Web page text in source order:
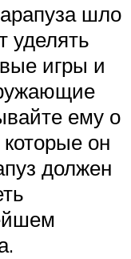
шло
уделять
игры и
ему о
он
должен